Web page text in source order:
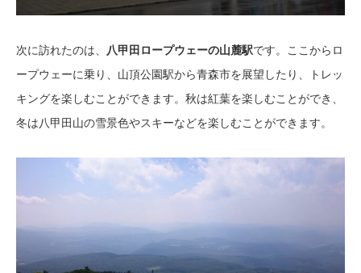
次に訪れたのは、 八甲田ロープウェーの山麓駅です。ここからロ
ープウェーに乗り、山頂公園駅から青森市を展望したり、トレッ
キングを楽しむことができます。秋は紅葉を楽しむことができ、
冬は八甲田山の雪景色やスキーなどを楽しむことができます。